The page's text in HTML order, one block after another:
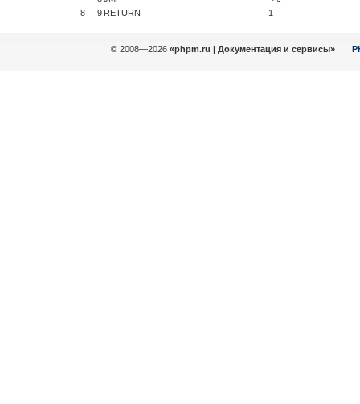
8
9 RETURN 1
© 2008—2026 «phpm.ru | Документация и сервисы»